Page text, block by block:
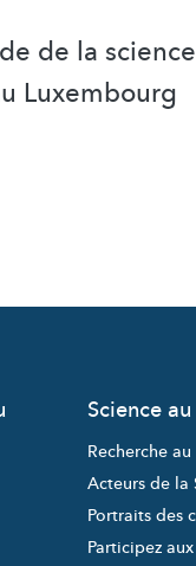
de la
Luxembourg
Science
Recherche
Acteurs de la
Portraits des
Participez